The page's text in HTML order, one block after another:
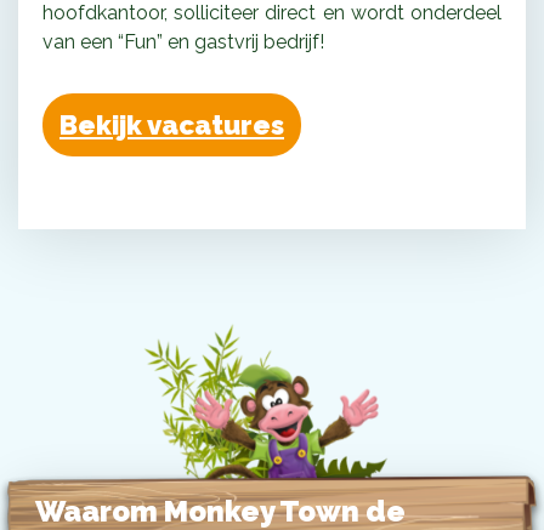
hoofdkantoor, solliciteer direct en wordt onderdeel
van een “Fun” en gastvrij bedrijf!
Bekijk vacatures
Waarom Monkey Town de